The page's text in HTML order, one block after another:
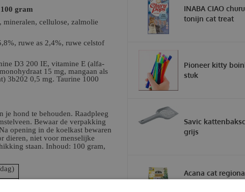
gram
mineralen, cellulose, zalmolie
ruwe as 2,4%, ruwe celstof
D3 200 IE, vitamine E (alfa-
15 mg, mangaan als
3b202 0,5 mg. Taurine 1000
je hond te behouden. Raadpleeg
Bewaar de verpakking
opening in de koelkast bewaren
dieren, niet voor menselijke
staan. Inhoud: 100 gram,
INABA CIAO
tonijn cat treat
Pioneer kitty
stuk
Savic
grijs
Acana cat